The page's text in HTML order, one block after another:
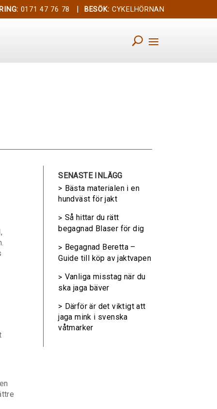
RING: 0171 47 76 78 | BESÖK: CYKELHÖRNAN
SENASTE INLÄGG
Bästa materialen i en
hundväst för jakt
Så hittar du rätt
begagnad Blaser för dig
Begagnad Beretta –
Guide till köp av jaktvapen
Vanliga misstag när du
ska jaga bäver
Därför är det viktigt att
jaga mink i svenska
våtmarker